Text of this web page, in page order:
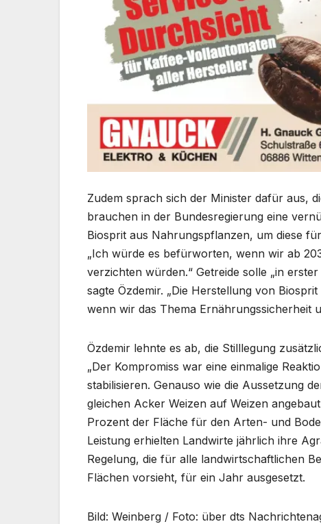
Zudem sprach sich der Minister dafür aus,
brauchen in der Bundesregierung eine
Biosprit aus Nahrungspflanzen, um diese
„Ich würde es befürworten, wenn wir ab
verzichten würden.“ Getreide solle „in
sagte Özdemir. „Die Herstellung von
wenn wir das Thema Ernährungssicherheit
Özdemir lehnte es ab, die Stilllegung
„Der Kompromiss war eine einmalige
stabilisieren. Genauso wie die Aussetzung
gleichen Acker Weizen auf Weizen
Prozent der Fläche für den Arten- und
Leistung erhielten Landwirte jährlich ihre
Regelung, die für alle landwirtschaftlichen
Flächen vorsieht, für ein Jahr ausgesetzt.
Bild: Weinberg / Foto: über dts